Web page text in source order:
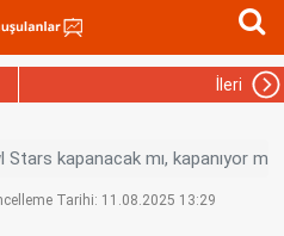
İleri
Stars kapanacak mı, kapanıyor
Tarihi: 11.08.2025 13:29